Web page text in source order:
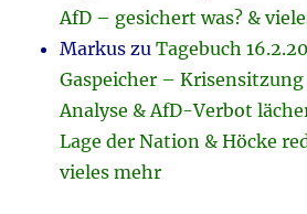
AfD – gesichert was? &
Markus zuTagebuch
Gaspeicher –
Analyse & AfD-Verbot
Lage der Nation & Höcke
vieles mehr